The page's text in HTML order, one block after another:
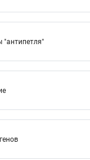
"антипетля"